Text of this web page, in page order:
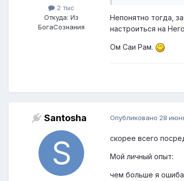
2 тыс
Откуда: Из
БогаСознания
Непонятно тогда,
настроиться на
Ом Саи Рам.
Santosha Опубликовано 28
скорее всего
Мой личный опыт:
чем больше я